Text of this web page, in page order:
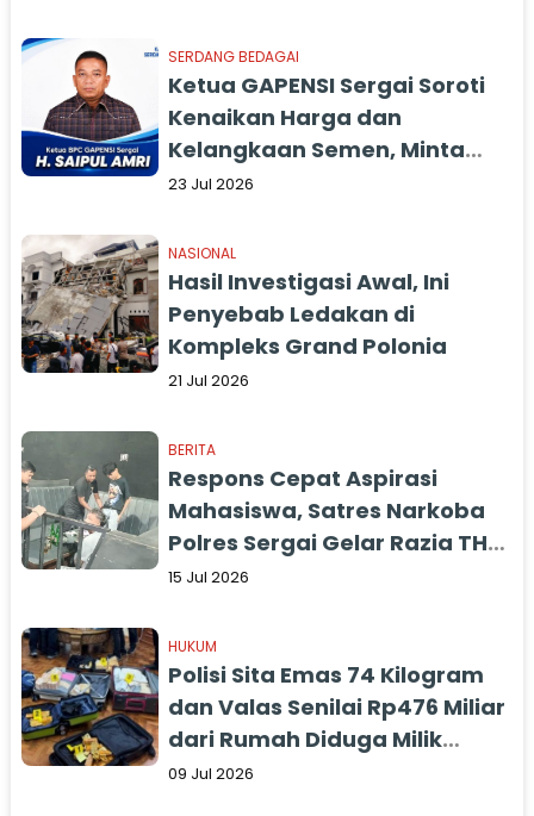
SERDANG BEDAGAI
Ketua GAPENSI Sergai Soroti
Kenaikan Harga dan
Kelangkaan Semen, Minta
Pemerintah Segera Bertindak
23 Jul 2026
NASIONAL
Hasil Investigasi Awal, Ini
Penyebab Ledakan di
Kompleks Grand Polonia
21 Jul 2026
BERITA
Respons Cepat Aspirasi
Mahasiswa, Satres Narkoba
Polres Sergai Gelar Razia THM
Captain America
15 Jul 2026
HUKUM
Polisi Sita Emas 74 Kilogram
dan Valas Senilai Rp476 Miliar
dari Rumah Diduga Milik
Jampidsus Febrie Adriansyah
09 Jul 2026